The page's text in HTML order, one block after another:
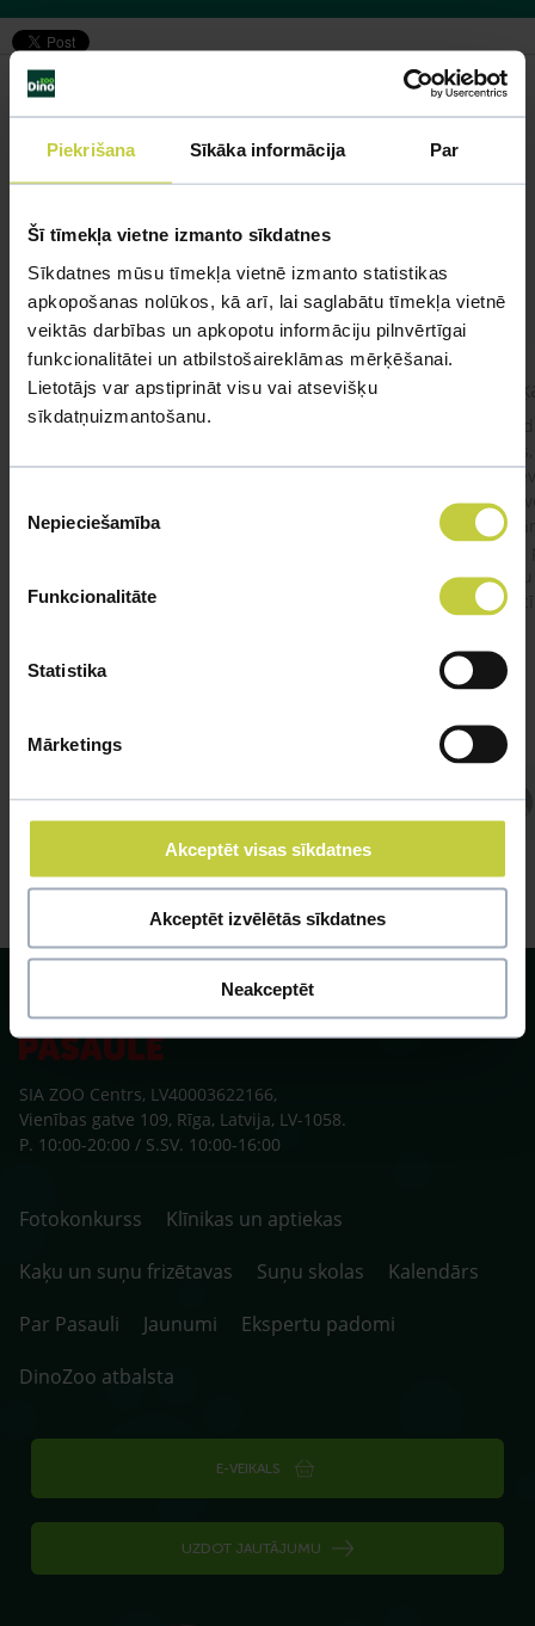
Piekrišana Sīkāka informācija Par
Šī tīmekļa vietne izmanto sīkdatnes
Sīkdatnes mūsu tīmekļa vietnē izmanto statistikas
apkopošanas nolūkos, kā arī, lai saglabātu tīmekļa vietnē
veiktās darbības un apkopotu informāciju pilnvērtīgai
funkcionalitātei un atbilstošaireklāmas mērķēšanai.
Lietotājs var apstiprināt visu vai atsevišķu
sīkdatņuizmantošanu.
izvēle
Nepieciešamība
Funkcionalitāte
Statistika
Mārketings
Akceptēt visas sīkdatnes
Akceptēt izvēlētās sīkdatnes
Neakceptēt
Līdzīgi jautājumi
UZDOT JAUTĀJUMU
kaķis apēdis plēvi
Ja kaķim gadījies apēst plastiku ,ko ieklāj zem
būt?Kā kaķis varētu reağēt...Ko darīt?
Atbild Veterinārārsts,
Veterinārārsts
būtu
SIA ZOO Centrs, LV40003622166,
Vienības gatve 109, Rīga, Latvija, LV-1058.
P. 10:00-20:00 / S.SV. 10:00-16:00
Fotokonkurss
Klīnikas un aptiekas
Kaķu un suņu frizētavas
Suņu skolas
Kalendārs
Par Pasauli
Jaunumi
Ekspertu padomi
DinoZoo atbalsta
E-VEIKALS
UZDOT JAUTĀJUMU